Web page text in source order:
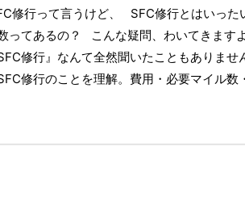
修行って言うけど、 SFC修行とはいった
ってあるの？ こんな疑問、わいてきます
修行』なんて全然聞いたこともありませ
修行のことを理解。費用・必要マイル数